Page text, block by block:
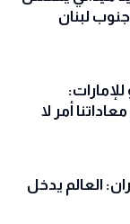
لبنان
أمر لا
العالم يدخل